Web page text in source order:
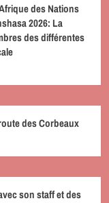
des Nations
2026: La
des différentes
des Corbeaux
son staff et des